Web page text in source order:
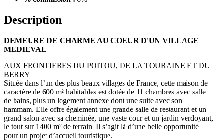
Description
DEMEURE DE CHARME AU COEUR D'UN VILLAGE
MEDIEVAL
AUX FRONTIERES DU POITOU, DE LA TOURAINE ET DU
BERRY
Située dans l’un des plus beaux villages de France, cette maison de
caractère de 600 m² habitables est dotée de 11 chambres avec salle
de bains, plus un logement annexe dont une suite avec son
hammam. Elle offre également une grande salle de restaurant et un
grand salon avec sa cheminée, une vaste cour et un jardin verdoyant,
le tout sur 1400 m² de terrain. Il s’agit là d’une belle opportunité
pour un projet d’accueil touristique.